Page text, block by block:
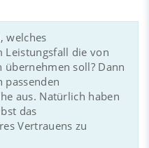
welches
Leistungsfall die von
übernehmen soll? Dann
passenden
aus. Natürlich haben
das
Vertrauens zu